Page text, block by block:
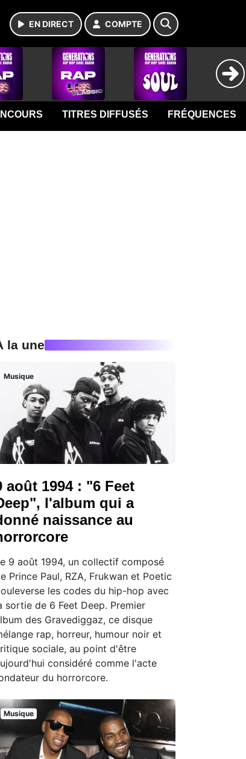
EN DIRECT COMPTE
TITRES DIFFUSÉS FRÉQUENCES
la une
Musique
août 1994 : "6 Feet
l'album qui a
naissance au
9 août 1994, un collectif composé
Prince Paul, RZA, Frukwan et Poetic
les codes du hip-hop avec
sortie de 6 Feet Deep. Premier
des Gravediggaz, ce disque
rap, horreur, humour noir et
sociale, au point d'être
considéré comme l'acte
du horrorcore.
Musique